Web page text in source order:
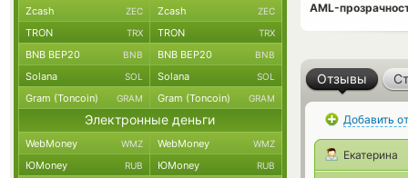
AML-
Отзывы
Добавить
Екатерина
Zcash ZEC Zcash ZEC
TRON TRX TRON TRX
BNB BEP20 BNB BNB BEP20 BNB
Solana SOL Solana SOL
Gram (Toncoin) GRAM Gram (Toncoin) GRAM
Электронные деньги
WebMoney WMZ WebMoney WMZ
ЮMoney RUB ЮMoney RUB